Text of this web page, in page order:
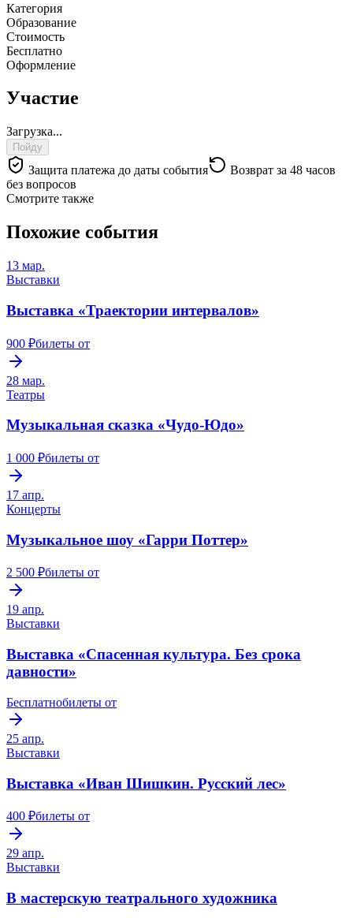
Категория
Образование
Стоимость
Бесплатно
Оформление
Участие
Загрузка...
Пойду
Защита платежа до даты события
Возврат за 48 часов
без вопросов
Смотрите также
Похожие события
13 мар.
Выставки
Выставка «Траектории интервалов»
900 ₽билеты от
28 мар.
Театры
Музыкальная сказка «Чудо-Юдо»
1 000 ₽билеты от
17 апр.
Концерты
Музыкальное шоу «Гарри Поттер»
2 500 ₽билеты от
19 апр.
Выставки
Выставка «Спасенная культура. Без срока
давности»
Бесплатнобилеты от
25 апр.
Выставки
Выставка «Иван Шишкин. Русский лес»
400 ₽билеты от
29 апр.
Выставки
В мастерскую театрального художника